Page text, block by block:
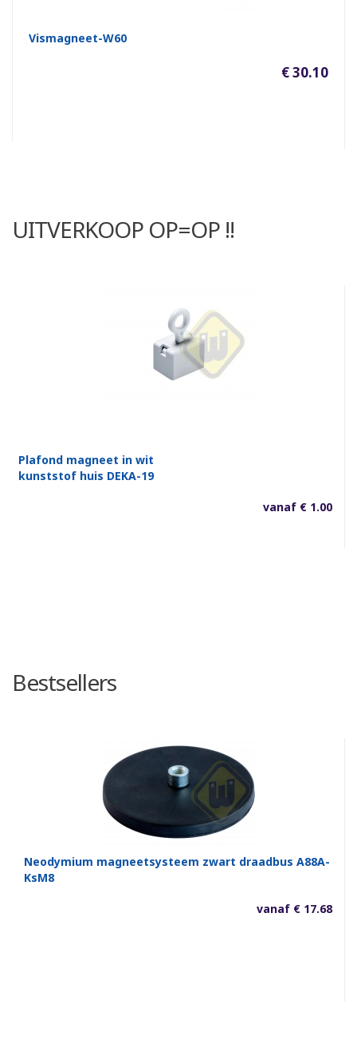
Vismagneet-W60
€ 30.10
UITVERKOOP OP=OP !!
Plafond magneet in wit
kunststof huis DEKA-19
vanaf € 1.00
Bestsellers
Neodymium magneetsysteem zwart draadbus A88A-
KsM8
vanaf € 17.68